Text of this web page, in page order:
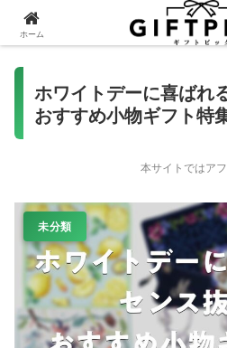
ホワイトデーに喜ばれ
おすすめ小物ギフト特
本サイトではア
未分類
ホーム